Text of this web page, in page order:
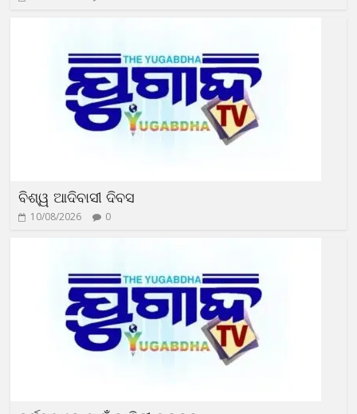
ବିଶ୍ୱ ଆଦିବାସୀ ଦିବସ
10/08/2026 0